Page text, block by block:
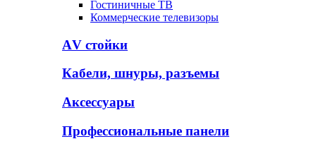
Гостиничные ТВ
Коммерческие телевизоры
АV стойки
Кабели, шнуры, разъемы
Аксессуары
Профессиональные панели